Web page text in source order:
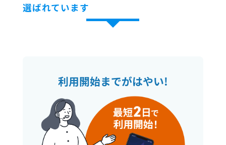
選ばれています
利用開始までがはやい!